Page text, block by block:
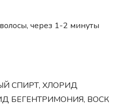
через 1-2 минуты
СПИРТ, ХЛОРИД
БЕГЕНТРИМОНИЯ, ВОСК